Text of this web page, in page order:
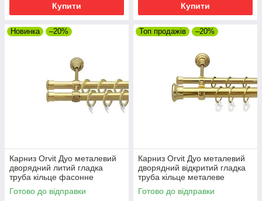
Купити Купити
Новинка –20%
Карниз Orvit Дуо металевий
дворядний литий гладка
труба кільце фасонне
металеве Золото 19\19 мм
240 см (00-00009444)
Готово до відправки
Топ продажів –20%
Карниз Orvit Дуо металевий
дворядний відкритий гладка
труба кільце металеве
Золото 25\19 мм 240 см (00-
00012796)
Готово до відправки